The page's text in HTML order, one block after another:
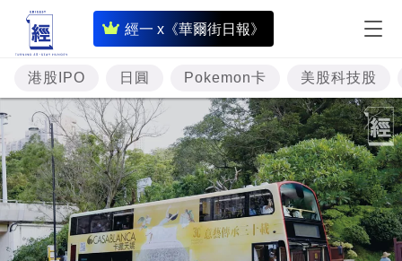
經一 x《華爾街日報》
即
時
財
經
專
題
投
資
樓
港股IPO 日圓 Pokemon卡 美股科技股